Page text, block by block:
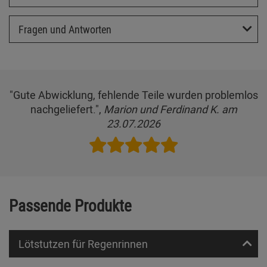
Fragen und Antworten
"Gute Abwicklung, fehlende Teile wurden problemlos
nachgeliefert.", Marion und Ferdinand K. am
23.07.2026
Passende Produkte
Lötstutzen für Regenrinnen